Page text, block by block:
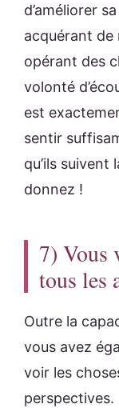
d’améliorer
acquérant de
opérant des
volonté
est
sentir
qu’ils suivent
donnez !
7) Vous
tous les
Outre la
vous avez
voir les
perspectives.